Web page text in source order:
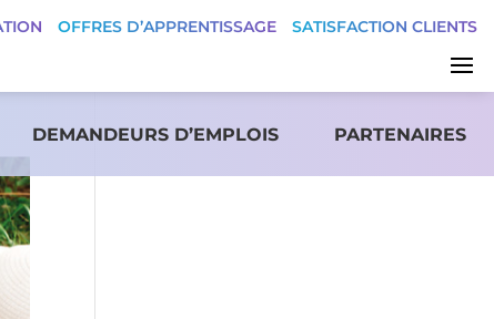
OFFRES D’APPRENTISSAGE SATISFACTION CLIENTS
DEMANDEURS D’EMPLOIS PARTENAIRES